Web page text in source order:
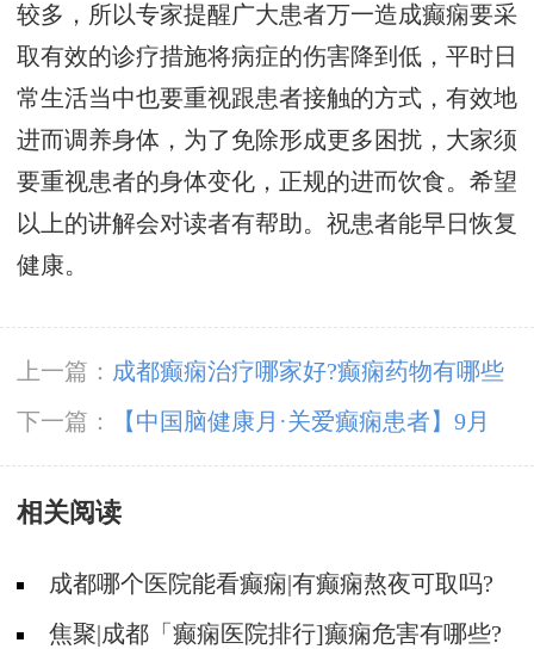
较多，所以专家提醒广大患者万一造成癫痫要采
取有效的诊疗措施将病症的伤害降到低，平时日
常生活当中也要重视跟患者接触的方式，有效地
进而调养身体，为了免除形成更多困扰，大家须
要重视患者的身体变化，正规的进而饮食。希望
以上的讲解会对读者有帮助。祝患者能早日恢复
健康。
上一篇： 成都癫痫治疗哪家好?癫痫药物有哪些
负面作用?
下一篇：
【中国脑健康月·关爱癫痫患者】9月
21-22日，成都神康癫痫医院特邀北京专家亲
诊，助癫痫患者早日康复
相关阅读
成都哪个医院能看癫痫|有癫痫熬夜可取吗?
焦聚|成都「癫痫医院排行]癫痫危害有哪些?